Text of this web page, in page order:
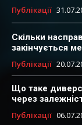
Публікації
Скільки
закінчується
Публікації
Що таке
через
Публікації